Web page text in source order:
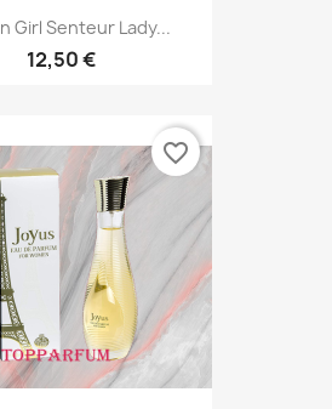
Girl Senteur Lady...
12,50 €
favorite_border